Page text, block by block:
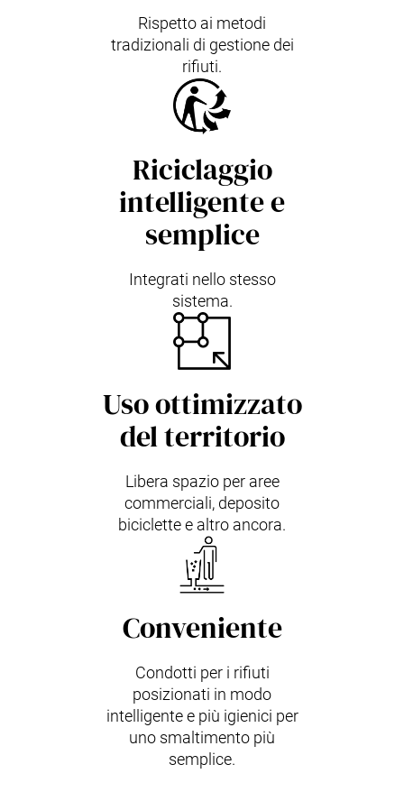
Rispetto ai metodi
tradizionali di gestione dei
rifiuti.
Riciclaggio
intelligente e
semplice
Integrati nello stesso
sistema.
Uso ottimizzato
del territorio
Libera spazio per aree
commerciali, deposito
biciclette e altro ancora.
Conveniente
Condotti per i rifiuti
posizionati in modo
intelligente e più igienici per
uno smaltimento più
semplice.